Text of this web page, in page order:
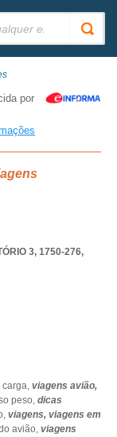
por
3, 1750-276,
carga, viagens avião,
peso, dicas
viagens, viagens em
avião, viagens